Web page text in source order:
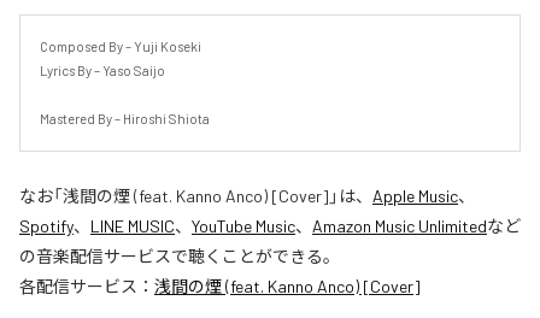
Composed By – Yuji Koseki
Lyrics By – Yaso Saijo
Mastered By – Hiroshi Shiota
なお「浅間の煙 (feat. Kanno Anco) [Cover] 」は、 Apple Music、
Spotify、 LINE MUSIC、 YouTube Music、 Amazon Music Unlimitedなど
の音楽配信サービスで聴くことができる。
各配信サービス： 浅間の煙 (feat. Kanno Anco) [Cover]